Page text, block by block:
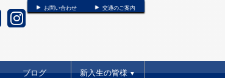
お問い合わせ 交通のご案内
ブログ 新入生の皆様▼